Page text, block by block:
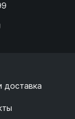
доставка